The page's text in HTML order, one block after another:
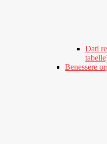
Dati
Benessere